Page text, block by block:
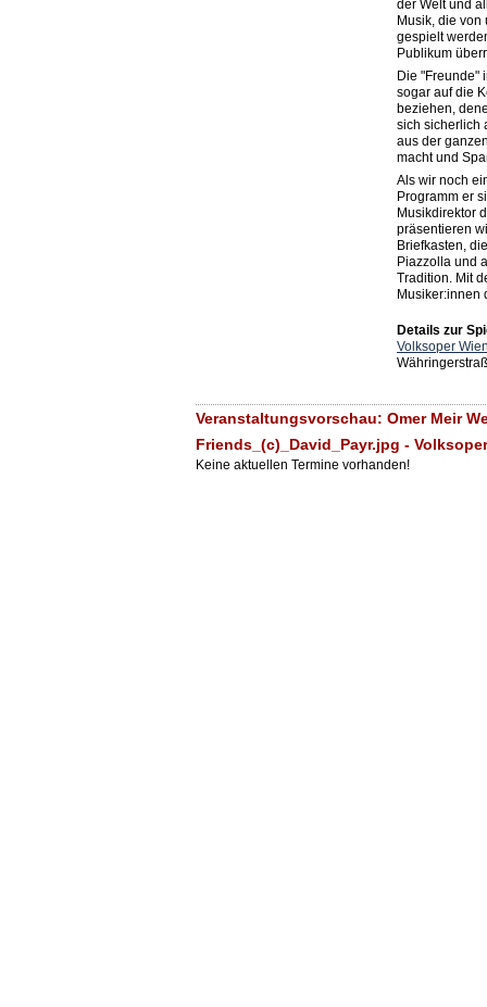
der Welt und
Musik, die
gespielt
Publikum
Die "Freunde"
sogar auf die
beziehen,
sich sicherlich
aus der
macht und
Als wir noch
Programm er
Musikdirektor
präsentieren
Briefkasten,
Piazzolla und
Tradition. Mit
Musiker:innen
Details zur
Volksoper
Veranstaltungsvorschau: Omer Meir
Friends_(c)_David_Payr.jpg -
Keine aktuellen Termine vorhanden!